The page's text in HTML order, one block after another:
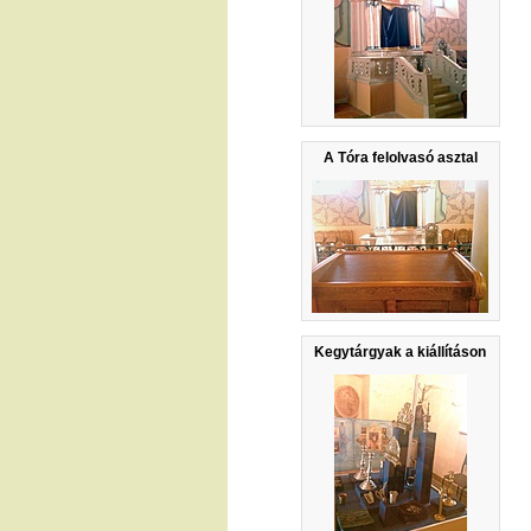
A Tóra felolvasó asztal
Kegytárgyak a kiállításon